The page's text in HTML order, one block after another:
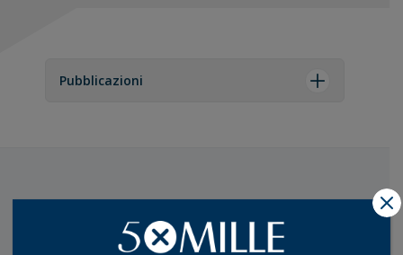
Pubblicazioni
Riconoscimenti
X